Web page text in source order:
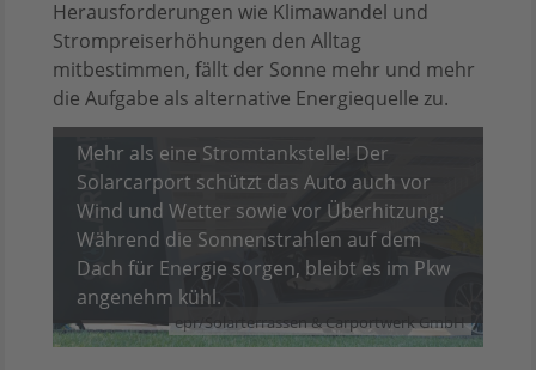
Herausforderungen wie Klimawandel und
Strompreiserhöhungen den Alltag
mitbestimmen, fällt der Sonne mehr und mehr
die Aufgabe als alternative Energiequelle zu.
epr/Solarterrassen & Carportwerk GmbH
Mehr als eine Stromtankstelle! Der
Solarcarport schützt das Auto auch vor
Wind und Wetter sowie vor Überhitzung:
Während die Sonnenstrahlen auf dem
Dach für Energie sorgen, bleibt es im Pkw
angenehm kühl.